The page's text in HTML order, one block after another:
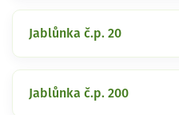
Jablůnka č.p. 20
Jablůnka č.p. 200